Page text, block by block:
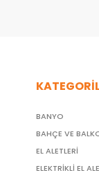
BANYO
BAHÇE VE
EL ALETLERİ
ELEKTRİKLİ EL